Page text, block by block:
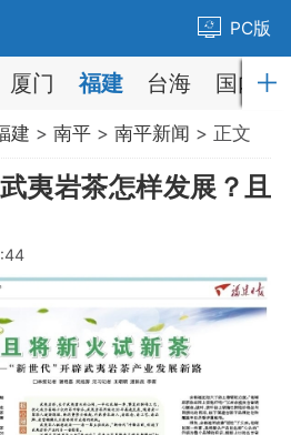
PC版
厦门 福建 台海 国内
建 > 南平> 南平新闻 > 正文
夷岩茶怎样发展？且